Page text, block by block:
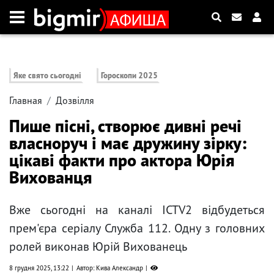
Яке свято сьогодні Гороскопи 2025
Главная Дозвілля
Пише пісні, створює дивні речі
власноруч і має дружину зірку:
цікаві факти про актора Юрія
Вихованця
Вже сьогодні на каналі ICTV2 відбудеться
прем'єра серіалу Служба 112. Одну з головних
ролей виконав Юрій Вихованець
8 грудня 2025, 13:22 Автор: Кива Александр